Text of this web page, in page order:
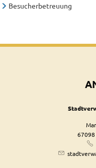
Besucherbetreuung
67098